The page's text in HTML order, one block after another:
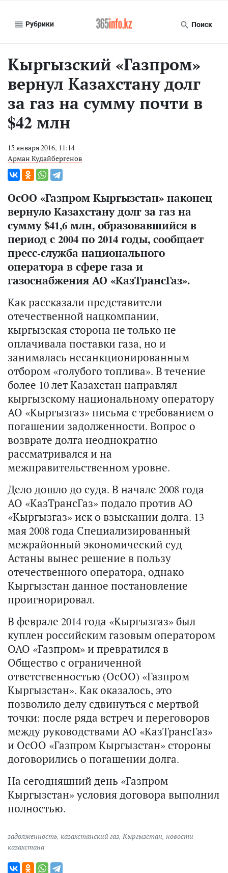
Рубрики Поиск
Кыргызский «Газпром»
вернул Казахстану долг
за газ на сумму почти в
$42 млн
15 января 2016, 11:14
Арман Кудайбергенов
ОсОО «Газпром Кыргызстан» наконец
вернуло Казахстану долг за газ на
сумму $41,6 млн, образовавшийся в
период с 2004 по 2014 годы, сообщает
пресс-служба национального
оператора в сфере газа и
газоснабжения АО «КазТрансГаз».
Как рассказали представители
отечественной нацкомпании,
кыргызская сторона не только не
оплачивала поставки газа, но и
занималась несанкционированным
отбором «голубого топлива». В течение
более 10 лет Казахстан направлял
кыргызскому национальному оператору
АО «Кыргызгаз» письма с требованием о
погашении задолженности. Вопрос о
возврате долга неоднократно
рассматривался и на
межправительственном уровне.
Дело дошло до суда. В начале 2008 года
АО «КазТрансГаз» подало против АО
«Кыргызгаз» иск о взыскании долга. 13
мая 2008 года Специализированный
межрайонный экономический суд
Астаны вынес решение в пользу
отечественного оператора, однако
Кыргызстан данное постановление
проигнорировал.
В феврале 2014 года «Кыргызгаз» был
куплен российским газовым оператором
ОАО «Газпром» и превратился в
Общество с ограниченной
ответственностью (ОсОО) «Газпром
Кыргызстан». Как оказалось, это
позволило делу сдвинуться с мертвой
точки: после ряда встреч и переговоров
между руководствами АО «КазТрансГаз»
и ОсОО «Газпром Кыргызстан» стороны
договорились о погашении долга.
На сегодняшний день «Газпром
Кыргызстан» условия договора выполнил
полностью.
задолженность, казахстанский газ, Кыргызстан, новости
казахстана